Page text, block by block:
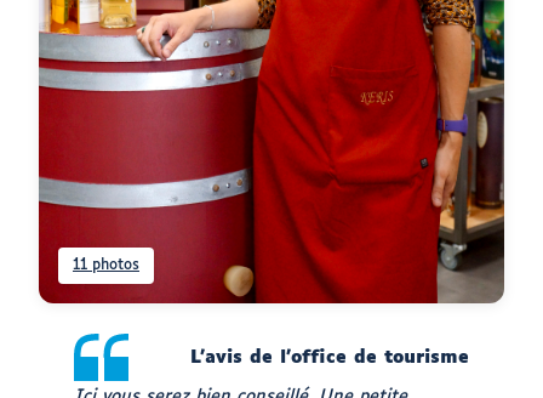
11 photos
L’avis de l’office de tourisme